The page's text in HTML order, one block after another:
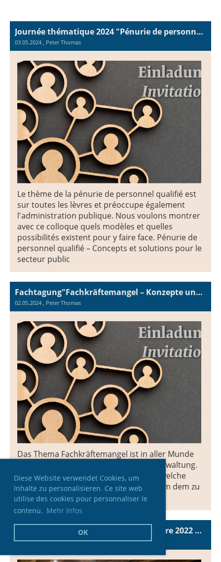
Diese Website verwendet Cookies, um
Inhalte zu personalisieren. Ce site web
utilise des cookies pour personnaliser le
contenu. Mehr Infos
OK
Journée thématique 2024 "Pénurie de personnel qualifié – Concepts et solutions pour le secteur public"
03.05.2024 , Peter Thomas
Le thème de la pénurie de personnel qualifié est
sur toutes les lèvres et préoccupe également
l'administration publique. Nous voulons montrer
avec ce colloque quels modèles et quelles
possibilités existent pour y faire face. Pénurie de
personnel qualifié – Concepts et solutions pour le
secteur public
Fachtagung"Fachkräftemangel – Konzepte und Lösungen für die öffentliche Verwaltung"
02.05.2024 , Peter Thomas
Das Thema Fachkräftemangel ist in aller Munde
und beschäftigt auch die öffentliche Verwaltung.
Wir wollen mit der Fachtagung zeigen, welche
Modelle und Möglichkeiten bestehen, um dem zu
begegnen.
Conférence thématique du 10 novembre 2022 à Fribourg
15.12.2023, Peter Thomas